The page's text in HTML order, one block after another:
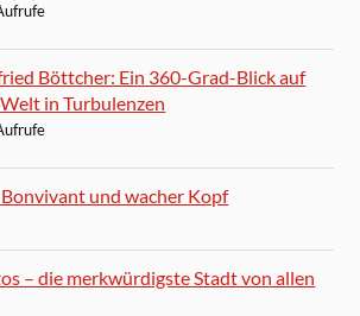
Böttcher: Ein 360-Grad-Blick auf
in Turbulenzen
und wacher Kopf
– die merkwürdigste Stadt von allen